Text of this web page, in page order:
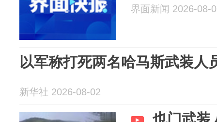
界面新闻 2026-08-
以军称打死两名哈马斯武装人
新华社 2026-08-02